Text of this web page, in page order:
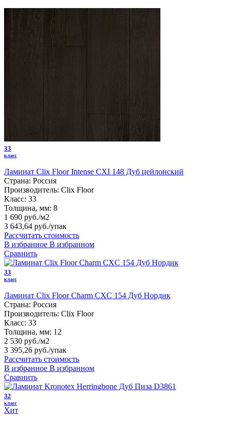
33
класс
Ламинат Clix Floor Intense CXI 148 Дуб цейлонский
Страна: Россия
Производитель: Clix Floor
Класс: 33
Толщина, мм: 8
1 690 руб./м2
3 643,64 руб./упак
Рассчитать стоимость
В избранное В избранном
Сравнить
33
класс
Ламинат Clix Floor Charm CXC 154 Дуб Нордик
Страна: Россия
Производитель: Clix Floor
Класс: 33
Толщина, мм: 12
2 530 руб./м2
3 395,26 руб./упак
Рассчитать стоимость
В избранное В избранном
Сравнить
32
класс
Хит